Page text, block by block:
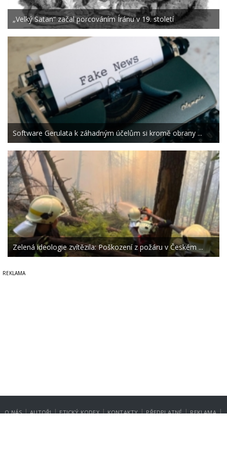
„Velký Satan“ začal porcováním Íránu v 19. století
Software Gerulata k záhadným účelům si kromě obrany ...
Zelená ideologie zvítězila: Poškození z požáru v Českém ...
O NÁS | AUTOŘI | ETICKÝ KODEX | KONTAKTY | PŘEDPLATNÉ | REKLAMA |